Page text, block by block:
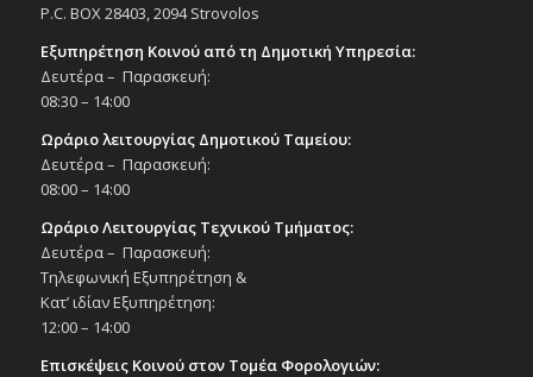
P.C. BOX 28403, 2094 Strovolos
Εξυπηρέτηση Κοινού από τη Δημοτική Υπηρεσία:
Δευτέρα – Παρασκευή:
08:30 – 14:00
Ωράριο λειτουργίας Δημοτικού Ταμείου:
Δευτέρα – Παρασκευή:
08:00 – 14:00
Ωράριο Λειτουργίας Τεχνικού Τμήματος:
Δευτέρα – Παρασκευή:
Τηλεφωνική Εξυπηρέτηση &
Κατ’ ιδίαν Εξυπηρέτηση:
12:00 – 14:00
Επισκέψεις Κοινού στον Τομέα Φορολογιών: